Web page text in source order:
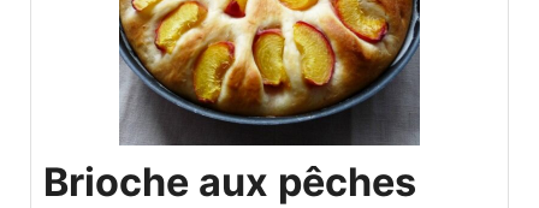
Brioche aux pêches